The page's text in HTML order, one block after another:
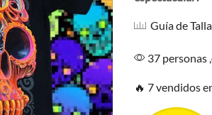
Guía de
37 personas
🔥 7 vendidos